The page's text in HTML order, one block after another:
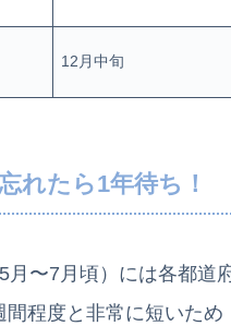
12月中旬
れたら1年待ち！
月〜7月頃）には各都道
程度と非常に短いた